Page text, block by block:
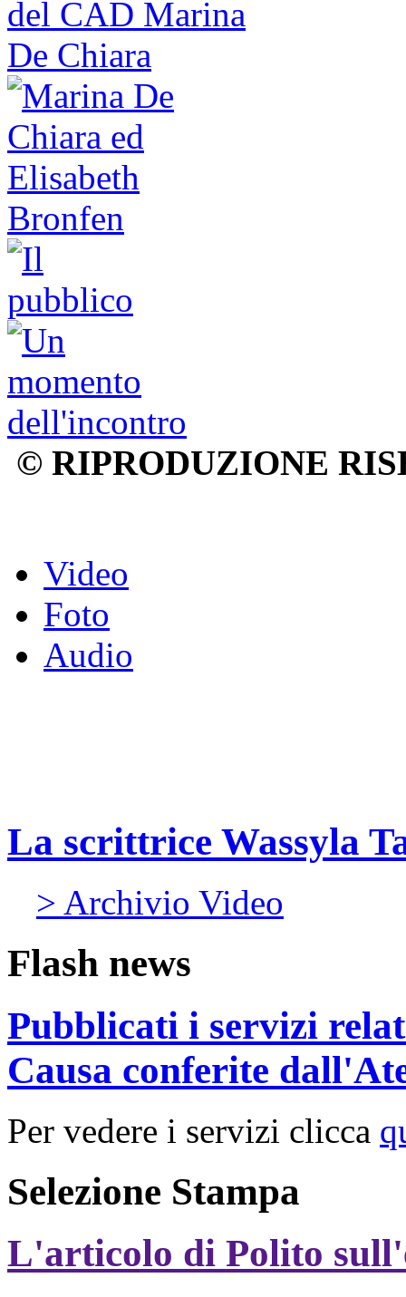
© RIPRODUZIONE
Video
Foto
Audio
La scrittrice Wassyla
> Archivio Video
Flash news
Pubblicati i servizi
Causa conferite
Per vedere i servizi clicca
Selezione Stampa
L'articolo di Polito